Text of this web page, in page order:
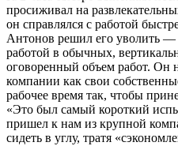
просиживал на
он справлялся с работой
Антонов решил его уволить —
работой в обычных,
оговоренный объем работ. Он
компании как свои
рабочее время так, чтобы
«Это был самый короткий
пришел к нам из крупной
сидеть в углу, тратя